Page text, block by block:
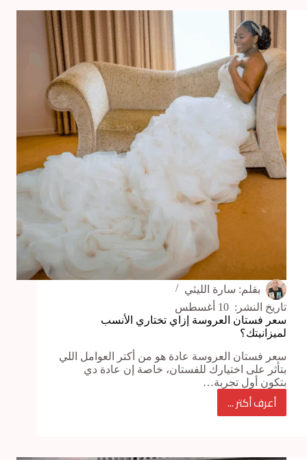
الأفراح
اعرفيها
قبل
ما
تختاري
فستانك
المميز
بقلم: سارة الليثي
تاريخ النشر: 10 أغسطس
سعر فستان العروسة إزاي تختاري الأنسب
لميزانيتك؟
سعر فستان العروسة عادة هو من أكتر العوامل اللي
بتأثر على اختيارك للفستان، خاصة إن عادة دي
بتكون أول تجربة…
أعرف أكتر ...
سعر